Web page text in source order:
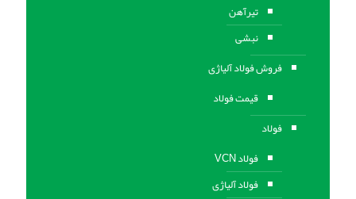
تیرآهن
نبشی
فروش فولاد آلیاژی
قیمت فولاد
فولاد
فولاد VCN
فولاد آلیاژی